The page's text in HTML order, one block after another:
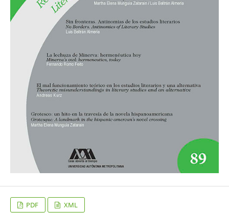
PDF XML